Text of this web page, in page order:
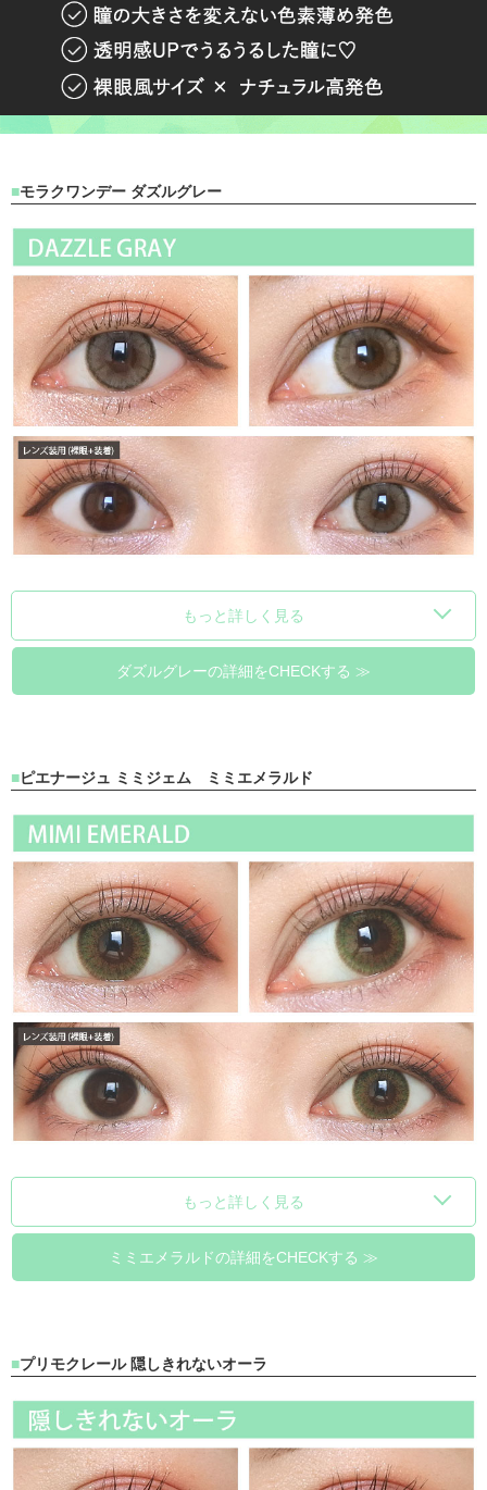
モラクワンデー ダズルグレー
もっと詳しく見る
ダズルグレーの詳細をCHECKする ≫
ピエナージュ ミミジェム ミミエメラルド
もっと詳しく見る
ミミエメラルドの詳細をCHECKする ≫
プリモクレール 隠しきれないオーラ